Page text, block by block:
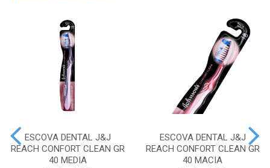
ESCOVA DENTAL J&J
REACH CONFORT CLEAN GR
40 MEDIA
ESCOVA DENTAL J&J
REACH CONFORT CLEAN GR
40 MACIA